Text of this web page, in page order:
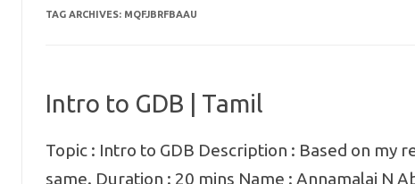
TAG ARCHIVES: MQFJBRFBAAU
Intro to GDB | Tamil
Topic : Intro to GDB Description : Based on my
same. Duration : 20 mins Name : Annamalai N